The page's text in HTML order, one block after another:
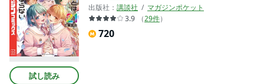
試し読み
出版社： 講談社
マガジンポケット
3.9
（29件）
720